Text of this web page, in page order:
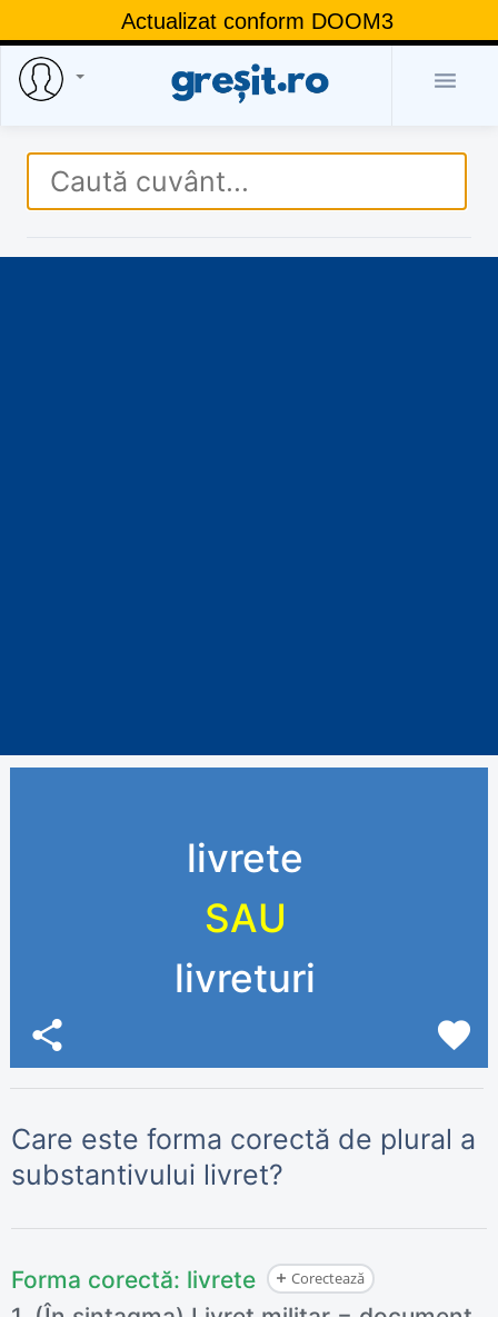
Actualizat conform DOOM3

livrete
SAU
livreturi
share favorite
Care este forma corectă de plural a
substantivului livret?
Forma corectă: livrete Corectează